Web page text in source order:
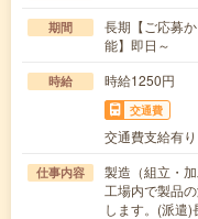
期間
長期【ご応募
能】即日～
時給 時給1250円
交通費
交通費支給有り
仕事内容
製造（組立・加
工場内で製品
します。(派遣